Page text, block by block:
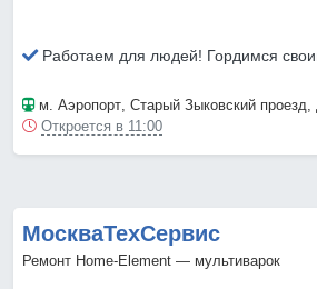
Работаем для людей! Гордимся
м. Аэропорт, Старый Зыковский
Откроется в 11:00
МоскваТехСервис
Ремонт Home-Element — мультиварок